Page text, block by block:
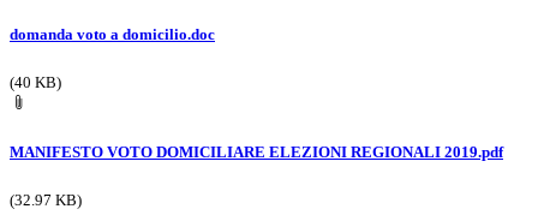
domanda voto a domicilio.doc
(40 KB)
MANIFESTO VOTO DOMICILIARE ELEZIONI REGIONALI 2019.pdf
(32.97 KB)